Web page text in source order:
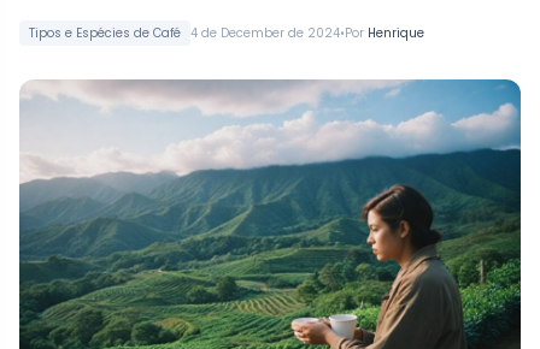
Tipos e Espécies de Café 4 de December de 2024•Por Henrique